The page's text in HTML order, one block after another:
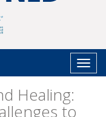
Healing:
to